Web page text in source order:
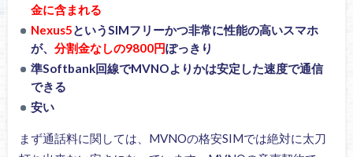
金に含まれる
Nexus5というSIMフリーかつ非常に性能の高いスマホ
が、分割金なしの9800円ぽっきり
準Softbank回線でMVNOよりかは安定した速度で通信
できる
安い
まず通話料に関しては、MVNOの格安SIMでは絶対に太刀